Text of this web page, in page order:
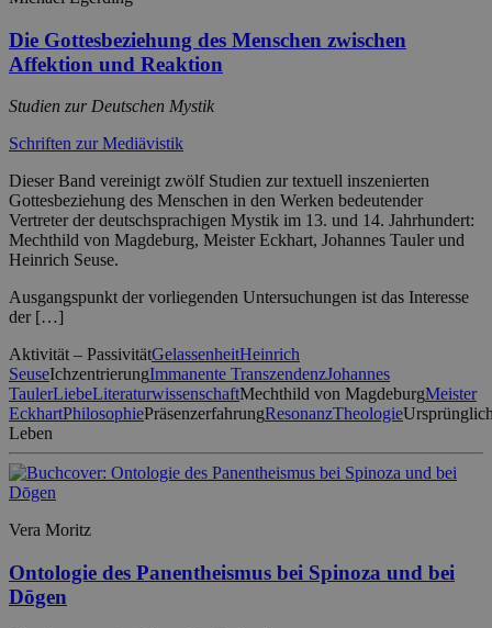
Die Gottesbeziehung des Menschen zwischen
Affektion und Reaktion
Studien zur Deutschen Mystik
Schriften zur Mediävistik
Dieser Band vereinigt zwölf Studien zur textuell inszenierten
Gottesbeziehung des Menschen in den Werken bedeutender
Vertreter der deutschsprachigen Mystik im 13. und 14. Jahrhundert:
Mechthild von Magdeburg, Meister Eckhart, Johannes Tauler und
Heinrich Seuse.
Ausgangspunkt der vorliegenden Untersuchungen ist das Interesse
der […]
Aktivität – PassivitätGelassenheitHeinrich
SeuseIchzentrierungImmanente TranszendenzJohannes
TaulerLiebeLiteraturwissenschaftMechthild von MagdeburgMeister
EckhartPhilosophiePräsenzerfahrungResonanzTheologie
Leben
Vera Moritz
Ontologie des Panentheismus bei Spinoza und bei
Dōgen